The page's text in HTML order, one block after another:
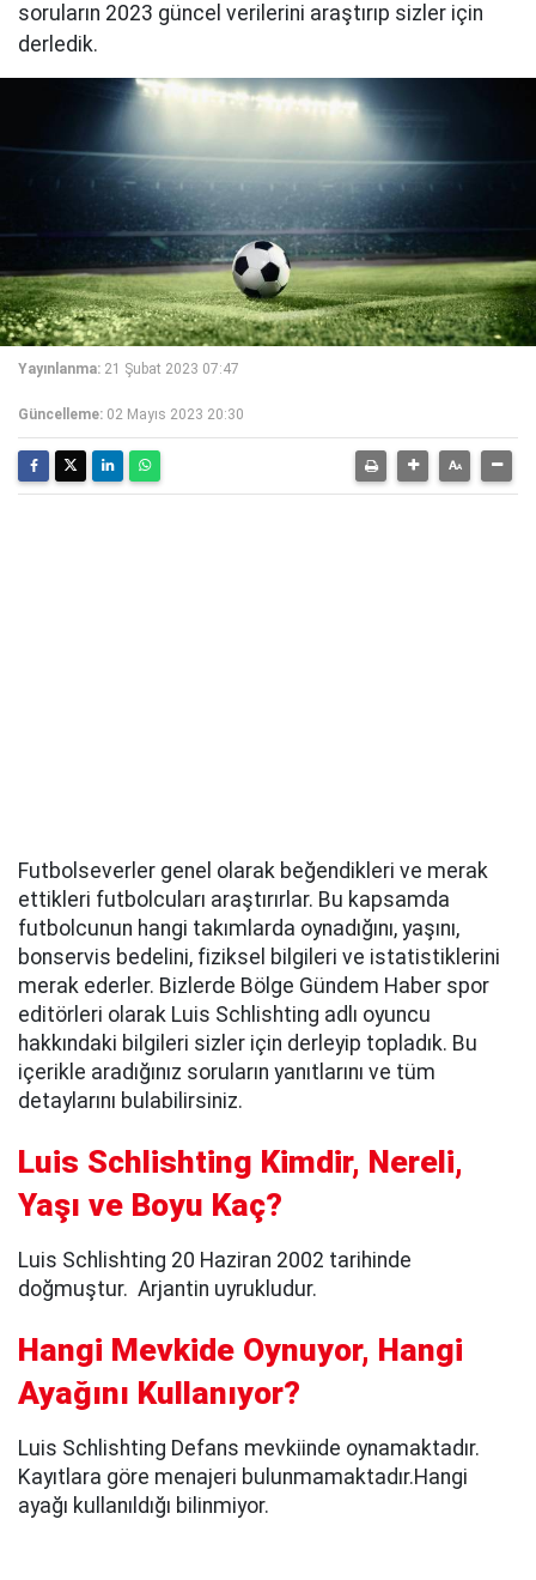
soruların 2023 güncel verilerini araştırıp sizler için
derledik.
Yayınlanma: 21 Şubat 2023 07:47
Güncelleme: 02 Mayıs 2023 20:30
Futbolseverler genel olarak beğendikleri ve merak
ettikleri futbolcuları araştırırlar. Bu kapsamda
futbolcunun hangi takımlarda oynadığını, yaşını,
bonservis bedelini, fiziksel bilgileri ve istatistiklerini
merak ederler. Bizlerde Bölge Gündem Haber spor
editörleri olarak Luis Schlishting adlı oyuncu
hakkındaki bilgileri sizler için derleyip topladık. Bu
içerikle aradığınız soruların yanıtlarını ve tüm
detaylarını bulabilirsiniz.
Luis Schlishting Kimdir, Nereli,
Yaşı ve Boyu Kaç?
Luis Schlishting 20 Haziran 2002 tarihinde
doğmuştur. Arjantin uyrukludur.
Hangi Mevkide Oynuyor, Hangi
Ayağını Kullanıyor?
Luis Schlishting Defans mevkiinde oynamaktadır.
Kayıtlara göre menajeri bulunmamaktadır.Hangi
ayağı kullanıldığı bilinmiyor.